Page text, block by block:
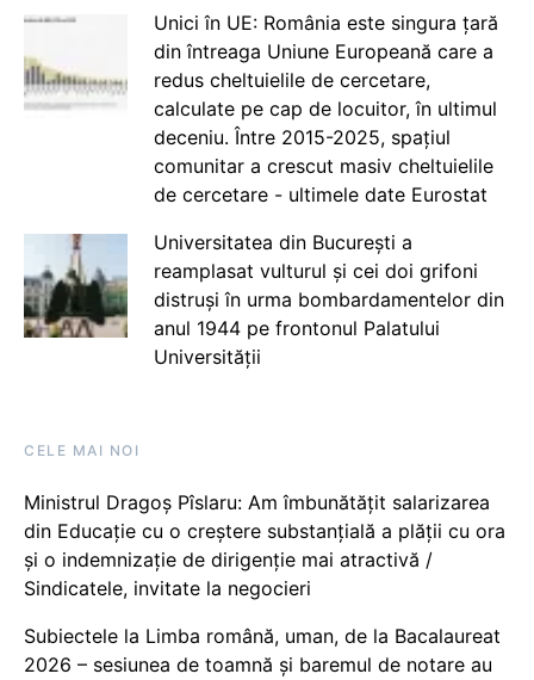
Unici în UE: România este singura țară
din întreaga Uniune Europeană care a
redus cheltuielile de cercetare,
calculate pe cap de locuitor, în ultimul
deceniu. Între 2015-2025, spațiul
comunitar a crescut masiv cheltuielile
de cercetare - ultimele date Eurostat
Universitatea din București a
reamplasat vulturul și cei doi grifoni
distruși în urma bombardamentelor din
anul 1944 pe frontonul Palatului
Universității
CELE MAI NOI
Ministrul Dragoș Pîslaru: Am îmbunătățit salarizarea
din Educație cu o creștere substanțială a plății cu ora
și o indemnizație de dirigenție mai atractivă /
Sindicatele, invitate la negocieri
Subiectele la Limba română, uman, de la Bacalaureat
2026 – sesiunea de toamnă și baremul de notare au